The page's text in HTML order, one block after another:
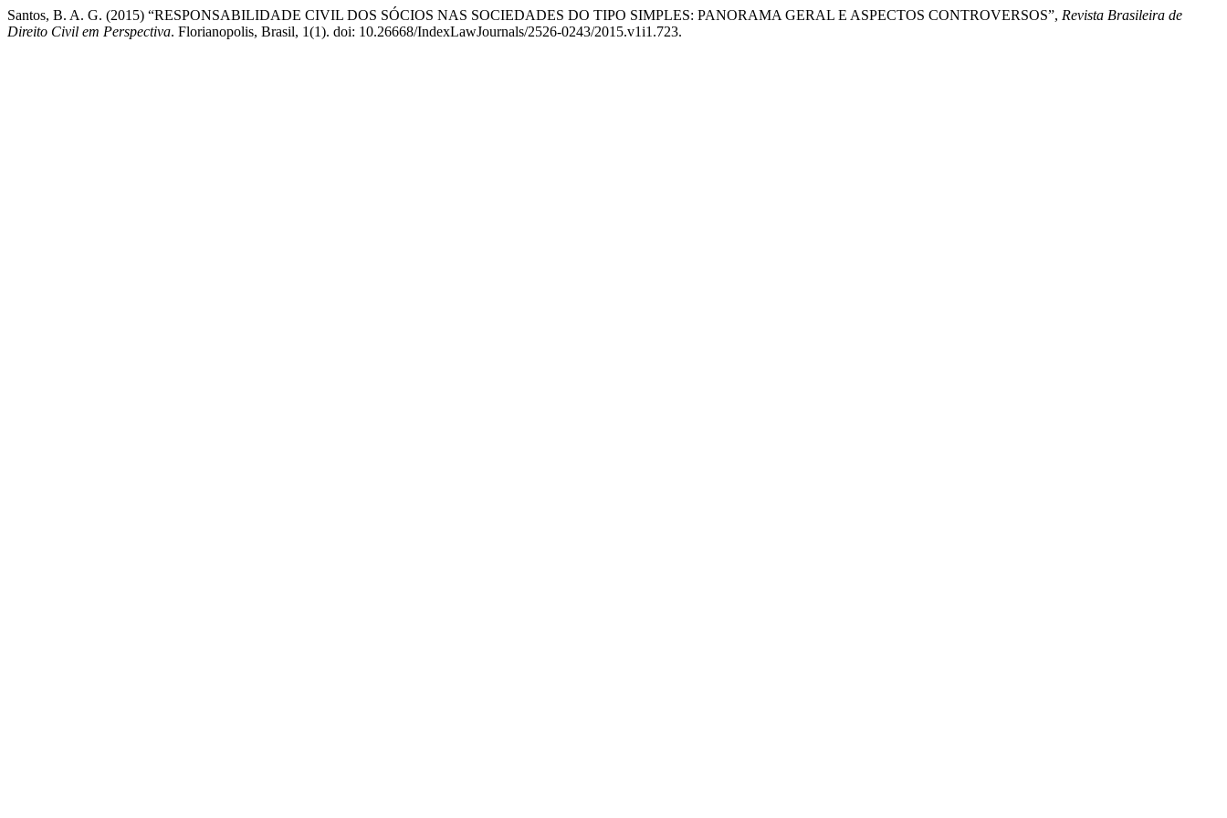
Santos, B. A. G. (2015) “RESPONSABILIDADE CIVIL DOS SÓCIOS NAS SOCIEDADES DO TIPO SIMPLES: PANORAMA GERAL E ASPECTOS CONTROVERSOS”, Revista Brasileira de
Direito Civil em Perspectiva. Florianopolis, Brasil, 1(1). doi: 10.26668/IndexLawJournals/2526-0243/2015.v1i1.723.